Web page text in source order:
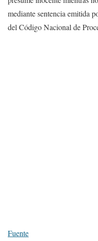
mediante sentencia emitida
del Código Nacional de
Fuente